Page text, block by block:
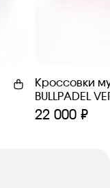
Кроссовки
BULLPADEL
22 000 ₽